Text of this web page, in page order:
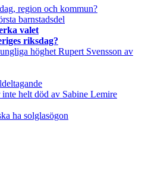
region och kommun?
barnstadsdel
valet
riksdag?
höghet Rupert Svensson av
helt död av Sabine Lemire
ha solglasögon